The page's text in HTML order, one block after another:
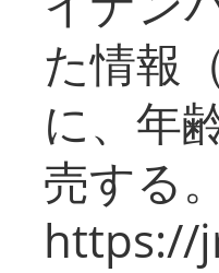
た情報
に、年
売する
https://